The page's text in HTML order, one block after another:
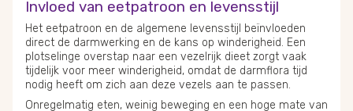
Invloed van eetpatroon en levensstijl
Het eetpatroon en de algemene levensstijl beïnvloeden
direct de darmwerking en de kans op winderigheid. Een
plotselinge overstap naar een vezelrijk dieet zorgt vaak
tijdelijk voor meer winderigheid, omdat de darmflora tijd
nodig heeft om zich aan deze vezels aan te passen.
Onregelmatig eten, weinig beweging en een hoge mate van